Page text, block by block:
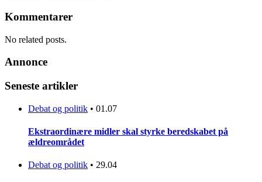
Kommentarer
No related posts.
Annonce
Seneste artikler
Debat og politik • 01.07
Ekstraordinære midler skal styrke beredskabet på
ældreområdet
Debat og politik • 29.04